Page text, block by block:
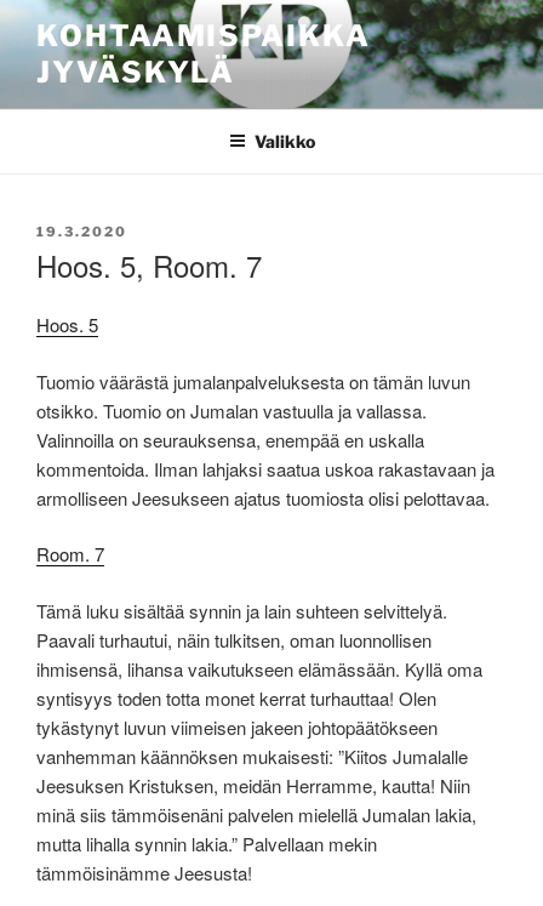
sisältöönKOHTAAMISPAIKKA
JYVÄSKYLÄ
Valikko
JULKAISTU
19.3.2020
Hoos. 5, Room. 7
Hoos. 5
Tuomio väärästä jumalanpalveluksesta on tämän luvun
otsikko. Tuomio on Jumalan vastuulla ja vallassa.
Valinnoilla on seurauksensa, enempää en uskalla
kommentoida. Ilman lahjaksi saatua uskoa rakastavaan ja
armolliseen Jeesukseen ajatus tuomiosta olisi pelottavaa.
Room. 7
Tämä luku sisältää synnin ja lain suhteen selvittelyä.
Paavali turhautui, näin tulkitsen, oman luonnollisen
ihmisensä, lihansa vaikutukseen elämässään. Kyllä oma
syntisyys toden totta monet kerrat turhauttaa! Olen
tykästynyt luvun viimeisen jakeen johtopäätökseen
vanhemman käännöksen mukaisesti: ”Kiitos Jumalalle
Jeesuksen Kristuksen, meidän Herramme, kautta! Niin
minä siis tämmöisenäni palvelen mielellä Jumalan lakia,
mutta lihalla synnin lakia.” Palvellaan mekin
tämmöisinämme Jeesusta!